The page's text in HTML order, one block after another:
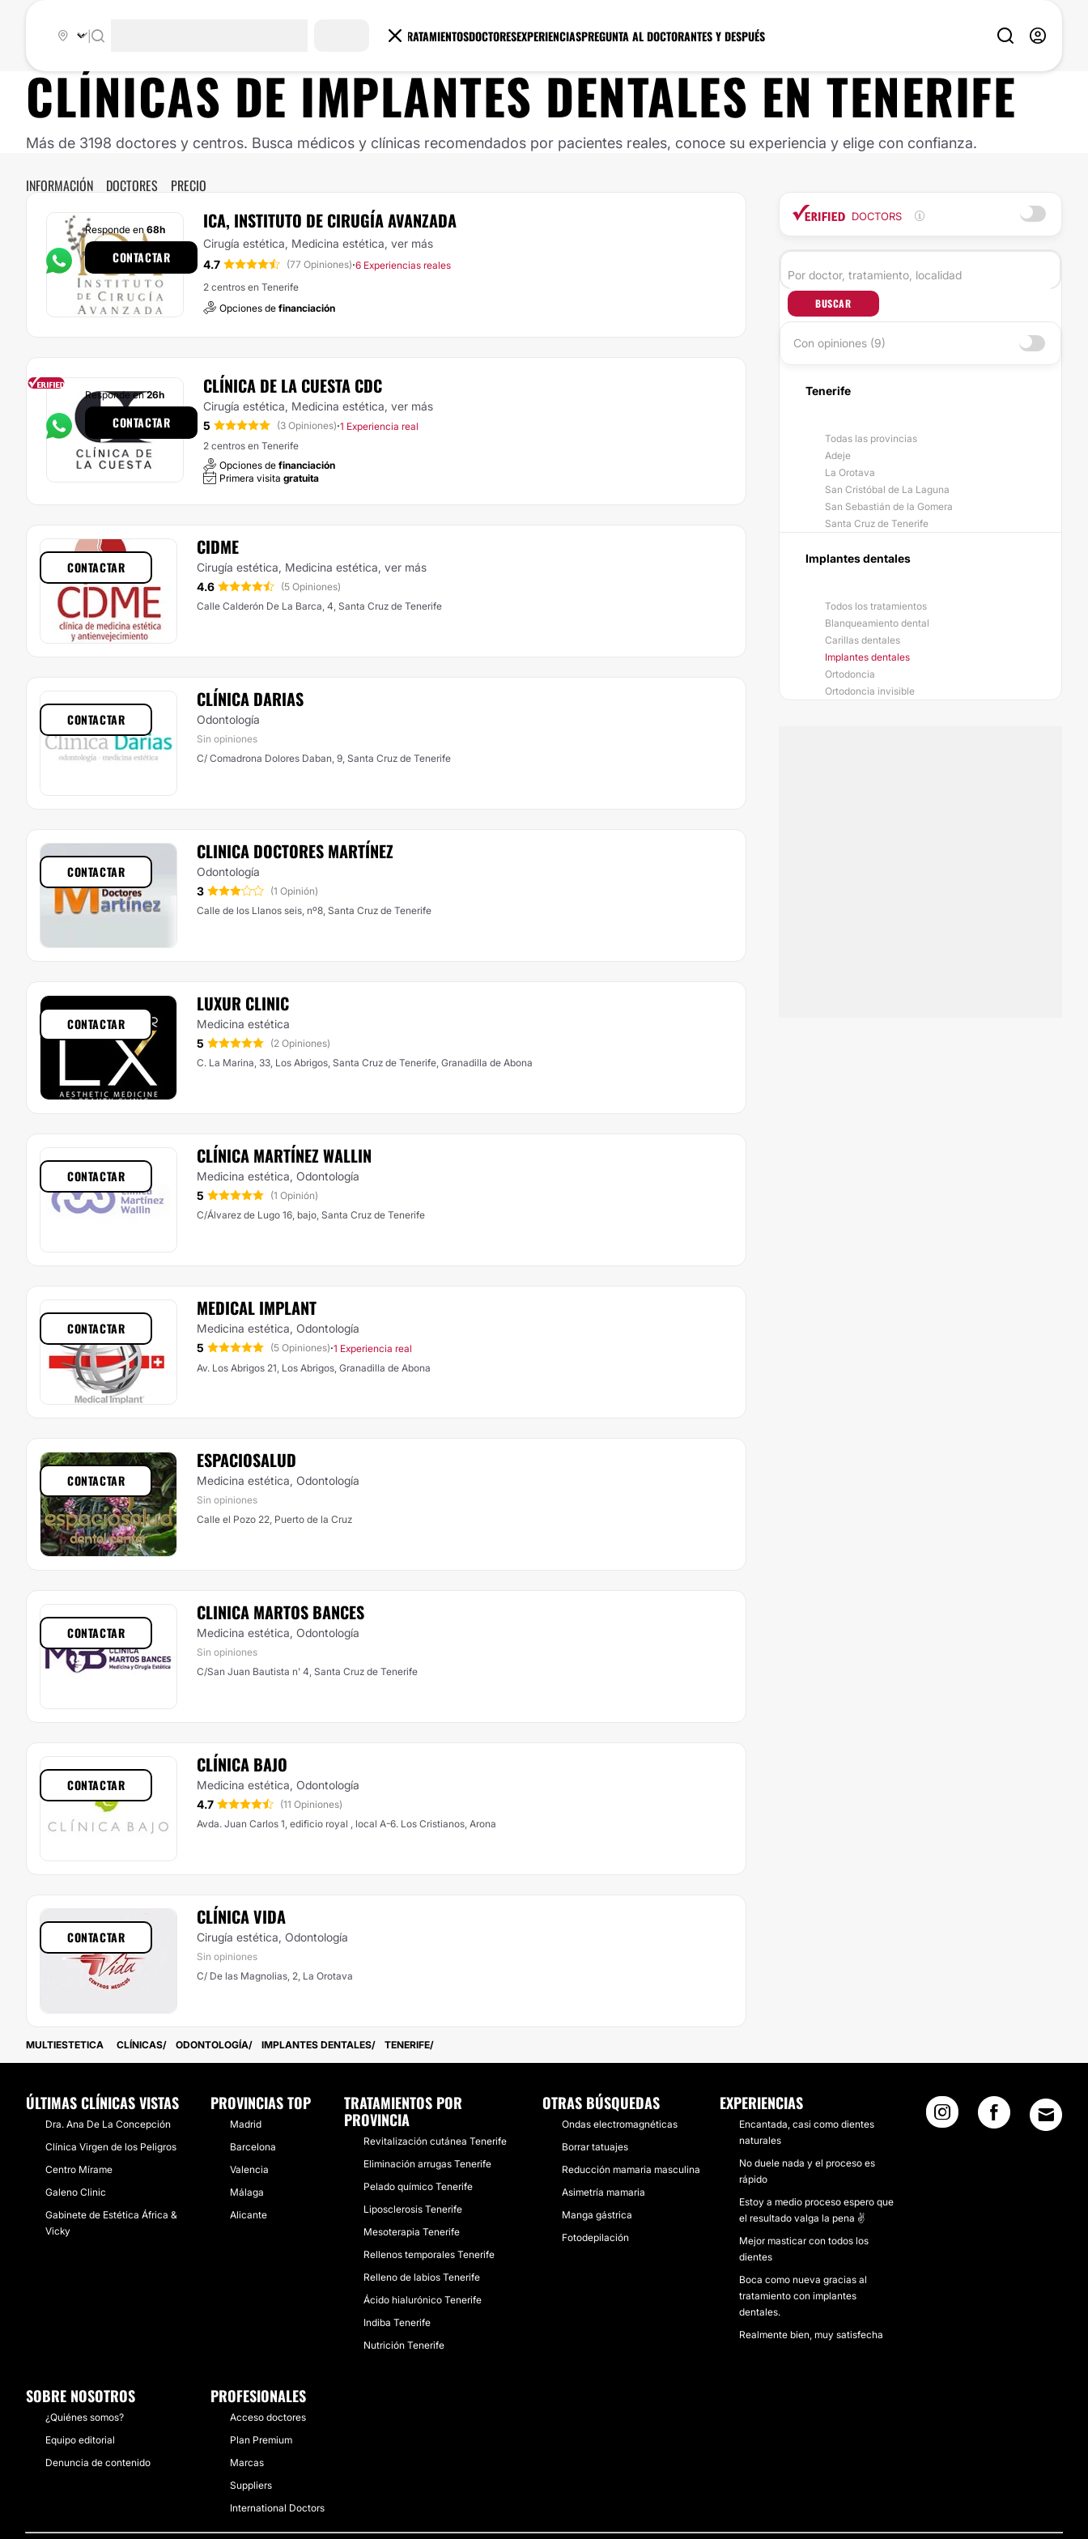
TRATAMIENTOSDOCTORESEXPERIENCIASPREGUNTA AL DOCTORANTES Y DESPUÉS
CLÍNICAS DE IMPLANTES DENTALES EN TENERIFE
Más de 3198 doctores y centros. Busca médicos y clínicas recomendados por pacientes reales, conoce su experiencia y elige con confianza.
INFORMACIÓN DOCTORES PRECIO
ICA, INSTITUTO DE CIRUGÍA AVANZADA
Cirugía estética, Medicina estética, ver más
4.7
(77 Opiniones)·6 Experiencias reales
2 centros en Tenerife
Opciones de financiación
Responde en68h
CONTACTAR
CLÍNICA DE LA CUESTA CDC
Cirugía estética, Medicina estética, ver más
5
(3 Opiniones)·1 Experiencia real
2 centros en Tenerife
Opciones de financiación
Primera visita gratuita
Responde en26h
CONTACTAR
CIDME
Cirugía estética, Medicina estética, ver más
4.6
(5 Opiniones)
Calle Calderón De La Barca, 4, Santa Cruz de Tenerife
CONTACTAR
CLÍNICA DARIAS
Odontología
Sin opiniones
C/ Comadrona Dolores Daban, 9, Santa Cruz de Tenerife
CONTACTAR
CLINICA DOCTORES MARTÍNEZ
Odontología
3
(1 Opinión)
Calle de los Llanos seis, nº8, Santa Cruz de Tenerife
CONTACTAR
LUXUR CLINIC
Medicina estética
5
(2 Opiniones)
C. La Marina, 33, Los Abrigos, Santa Cruz de Tenerife, Granadilla de Abona
CONTACTAR
CLÍNICA MARTÍNEZ WALLIN
Medicina estética, Odontología
5
(1 Opinión)
C/Álvarez de Lugo 16, bajo, Santa Cruz de Tenerife
CONTACTAR
MEDICAL IMPLANT
Medicina estética, Odontología
5
(5 Opiniones)·1 Experiencia real
Av. Los Abrigos 21, Los Abrigos, Granadilla de Abona
CONTACTAR
ESPACIOSALUD
Medicina estética, Odontología
Sin opiniones
Calle el Pozo 22, Puerto de la Cruz
CONTACTAR
CLINICA MARTOS BANCES
Medicina estética, Odontología
Sin opiniones
C/San Juan Bautista n' 4, Santa Cruz de Tenerife
CONTACTAR
CLÍNICA BAJO
Medicina estética, Odontología
4.7
(11 Opiniones)
Avda. Juan Carlos 1, edificio royal , local A-6. Los Cristianos, Arona
CONTACTAR
CLÍNICA VIDA
Cirugía estética, Odontología
Sin opiniones
C/ De las Magnolias, 2, La Orotava
CONTACTAR
DOCTORS
BUSCAR
Con opiniones (9)
Tenerife
Todas las provincias
Adeje
La Orotava
San Cristóbal de La Laguna
San Sebastián de la Gomera
Santa Cruz de Tenerife
Implantes dentales
Todos los tratamientos
Blanqueamiento dental
Carillas dentales
Implantes dentales
Ortodoncia
Ortodoncia invisible
MULTIESTETICA CLÍNICAS ODONTOLOGÍA IMPLANTES DENTALES TENERIFE
ÚLTIMAS CLÍNICAS VISTAS
Dra. Ana De La Concepción
Clínica Virgen de los Peligros
Centro Mírame
Galeno Clinic
Gabinete de Estética África &
Vicky
PROVINCIAS TOP
Madrid
Barcelona
Valencia
Málaga
Alicante
TRATAMIENTOS POR
PROVINCIA
Revitalización cutánea Tenerife
Eliminación arrugas Tenerife
Pelado químico Tenerife
Liposclerosis Tenerife
Mesoterapia Tenerife
Rellenos temporales Tenerife
Relleno de labios Tenerife
Ácido hialurónico Tenerife
Indiba Tenerife
Nutrición Tenerife
OTRAS BÚSQUEDAS
Ondas electromagnéticas
Borrar tatuajes
Reducción mamaria masculina
Asimetría mamaria
Manga gástrica
Fotodepilación
EXPERIENCIAS
Encantada, casi como dientes
naturales
No duele nada y el proceso es
rápido
Estoy a medio proceso espero que
el resultado valga la pena ✌️
Mejor masticar con todos los
dientes
Boca como nueva gracias al
tratamiento con implantes
dentales.
Realmente bien, muy satisfecha
SOBRE NOSOTROS
¿Quiénes somos?
Equipo editorial
Denuncia de contenido
PROFESIONALES
Acceso doctores
Plan Premium
Marcas
Suppliers
International Doctors